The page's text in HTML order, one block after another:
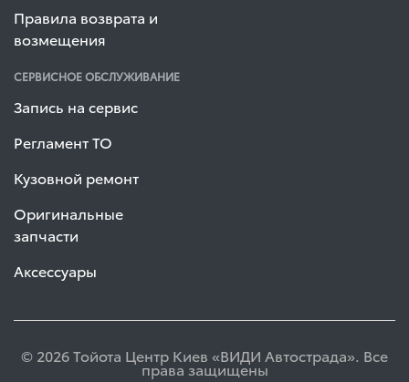
Правила возврата и
возмещения
СЕРВИСНОЕ ОБСЛУЖИВАНИЕ
Запись на сервис
Регламент ТО
Кузовной ремонт
Оригинальные
запчасти
Аксессуары
© 2026 Тойота Центр Киев «ВИДИ Автострада». Все
права защищены